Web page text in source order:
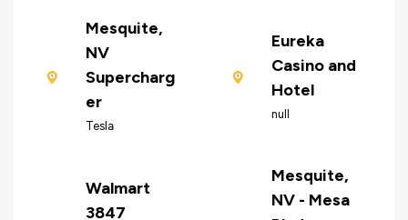
Mesquite,
NV
Supercharg
er
Tesla
Eureka
Casino and
Hotel
null
Walmart
3847
Mesquite,
NV - Mesa